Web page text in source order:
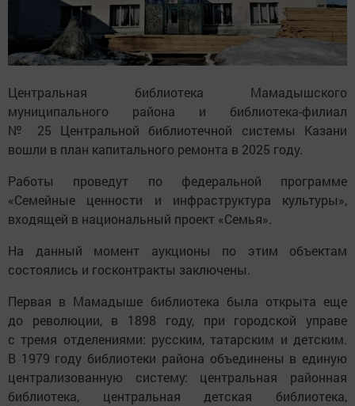
Центральная библиотека Мамадышского
муниципального района и библиотека-филиал
№ 25 Центральной библиотечной системы Казани
вошли в план капитального ремонта в 2025 году.
Работы проведут по федеральной программе
«Семейные ценности и инфраструктура культуры»,
входящей в национальный проект «Семья».
На данный момент аукционы по этим объектам
состоялись и госконтракты заключены.
Первая в Мамадыше библиотека была открыта еще
до революции, в 1898 году, при городской управе
с тремя отделениями: русским, татарским и детским.
В 1979 году библиотеки района объединены в единую
централизованную систему: центральная районная
библиотека, центральная детская библиотека,